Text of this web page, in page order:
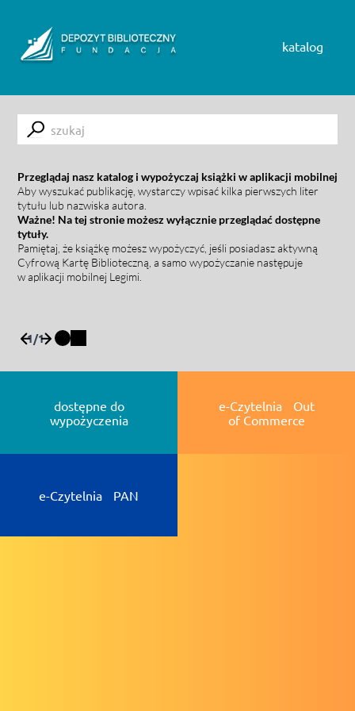
katalog
Submit
Przeglądaj nasz katalog i wypożyczaj książki w aplikacji mobilnej
Aby wyszukać publikację, wystarczy wpisać kilka pierwszych liter
tytułu lub nazwiska autora.
Ważne! Na tej stronie możesz wyłącznie przeglądać dostępne
tytuły.
Pamiętaj, że książkę możesz wypożyczyć, jeśli posiadasz aktywną
Cyfrową Kartę Biblioteczną, a samo wypożyczanie następuje
w aplikacji mobilnej Legimi.
1/1
dostępne do
wypożyczenia
e-Czytelnia Out
of Commerce
e-Czytelnia PAN